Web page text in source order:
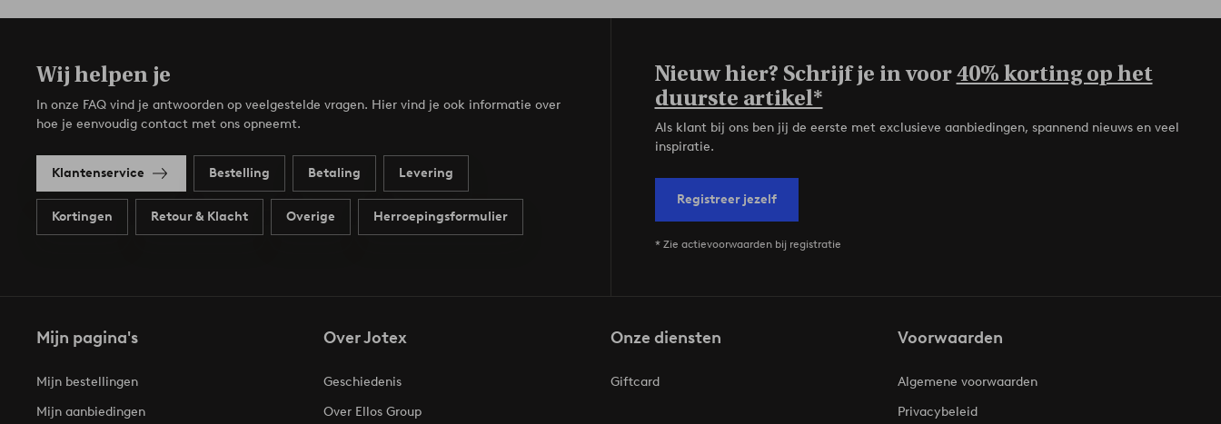
Wij helpen je
In onze FAQ vind je antwoorden op veelgestelde vragen. Hier vind je ook informatie over
hoe je eenvoudig contact met ons opneemt.
Klantenservice Bestelling Betaling Levering
Kortingen Retour & Klacht Overige Herroepingsformulier
Nieuw hier? Schrijf je in voor40% korting op het
duurste artikel*
Als klant bij ons ben jij de eerste met exclusieve aanbiedingen, spannend nieuws en veel
inspiratie.
Registreer jezelf
* Zie actievoorwaarden bij registratie
Mijn pagina's
Mijn bestellingen
Mijn aanbiedingen
Over Jotex
Geschiedenis
Over Ellos Group
Onze diensten
Giftcard
Voorwaarden
Algemene voorwaarden
Privacybeleid